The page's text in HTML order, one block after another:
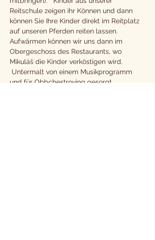
Reitschule zeigen ihr Können und dann
können Sie Ihre Kinder direkt im Reitplatz
auf unseren Pferden reiten lassen.
Aufwärmen können wir uns dann im
Obergeschoss des Restaurants, wo
Mikuláš die Kinder verköstigen wird.
Untermalt von einem Musikprogramm
und für Obbchestroving gesorgt.